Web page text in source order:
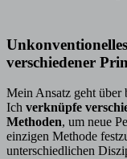
verschiedener
Mein Ansatz geht über
Ich verknüpfe
Methoden, um neue
einzigen Methode
unterschiedlichen